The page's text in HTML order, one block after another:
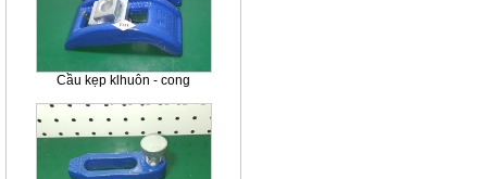
Cầu kẹp klhuôn - cong